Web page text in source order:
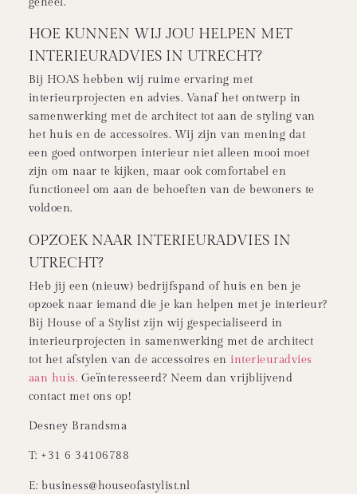
HOE KUNNEN WIJ JOU HELPEN MET
INTERIEURADVIES IN UTRECHT?
Bij HOAS hebben wij ruime ervaring met
interieurprojecten en advies. Vanaf het ontwerp in
samenwerking met de architect tot aan de styling van
het huis en de accessoires. Wij zijn van mening dat
een goed ontworpen interieur niet alleen mooi moet
zijn om naar te kijken, maar ook comfortabel en
functioneel om aan de behoeften van de bewoners te
voldoen.
OPZOEK NAAR INTERIEURADVIES IN
UTRECHT?
Heb jij een (nieuw) bedrijfspand of huis en ben je
opzoek naar iemand die je kan helpen met je interieur?
Bij House of a Stylist zijn wij gespecialiseerd in
interieurprojecten in samenwerking met de architect
tot het afstylen van de accessoires eninterieuradvies
aan huis. Geïnteresseerd? Neem dan vrijblijvend
contact met ons op!
Desney Brandsma
T: +31 6 34106788
E: business@houseofastylist.nl